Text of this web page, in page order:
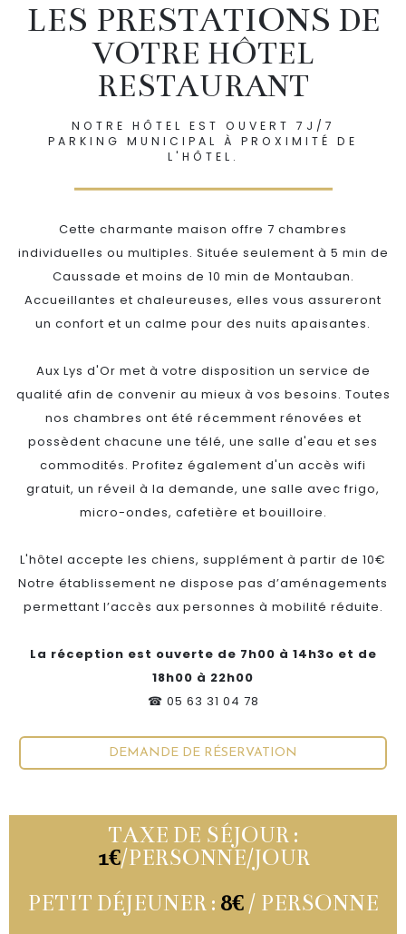
LES PRESTATIONS DE
VOTRE HÔTEL
RESTAURANT
NOTRE HÔTEL EST OUVERT 7J/7
PARKING MUNICIPAL À PROXIMITÉ DE
L'HÔTEL.
Cette charmante maison offre 7 chambres
individuelles ou multiples. Située seulement à 5 min de
Caussade et moins de 10 min de Montauban.
Accueillantes et chaleureuses, elles vous assureront
un confort et un calme pour des nuits apaisantes.
Aux Lys d'Or met à votre disposition un service de
qualité afin de convenir au mieux à vos besoins. Toutes
nos chambres ont été récemment rénovées et
possèdent chacune une télé, une salle d'eau et ses
commodités. Profitez également d'un accès wifi
gratuit, un réveil à la demande, une salle avec frigo,
micro-ondes, cafetière et bouilloire.
L'hôtel accepte les chiens, supplément à partir de 10€
Notre établissement ne dispose pas d’aménagements
permettant l’accès aux personnes à mobilité réduite.
La réception est ouverte de 7h00 à 14h3o et de
18h00 à 22h00
☎ 05 63 31 04 78
DEMANDE DE RÉSERVATION
TAXE DE SÉJOUR :
1€/PERSONNE/JOUR
PETIT DÉJEUNER : 8€ / PERSONNE